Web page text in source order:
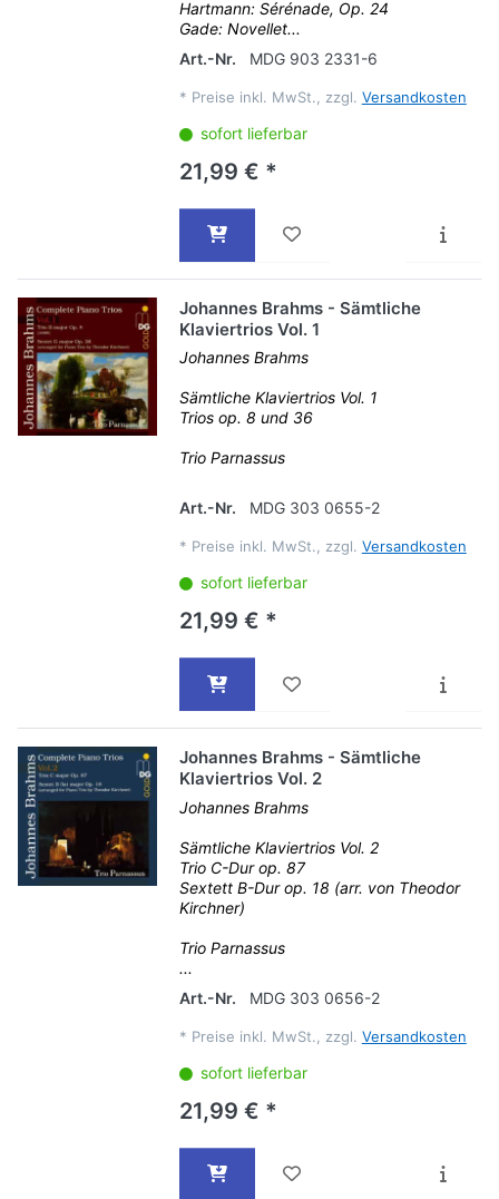
Hartmann: Sérénade, Op. 24
Gade: Novellet...
Art.-Nr.
MDG 903 2331-6
* Preise inkl. MwSt., zzgl. Versandkosten
sofort lieferbar
21,99 € *
Johannes Brahms - Sämtliche
Klaviertrios Vol. 1
Johannes Brahms
Sämtliche Klaviertrios Vol. 1
Trios op. 8 und 36
Trio Parnassus
Art.-Nr. MDG 303 0655-2
* Preise inkl. MwSt., zzgl. Versandkosten
sofort lieferbar
21,99 € *
Johannes Brahms - Sämtliche
Klaviertrios Vol. 2
Johannes Brahms
Sämtliche Klaviertrios Vol. 2
Trio C-Dur op. 87
Sextett B-Dur op. 18 (arr. von Theodor
Kirchner)
Trio Parnassus
...
Art.-Nr.
MDG 303 0656-2
* Preise inkl. MwSt., zzgl. Versandkosten
sofort lieferbar
21,99 € *